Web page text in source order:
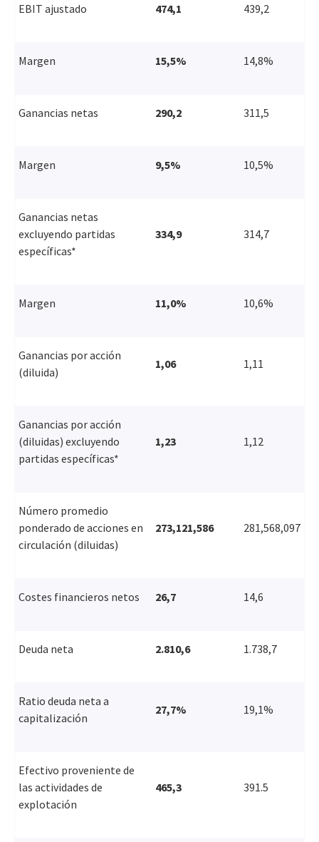
EBIT ajustado 474,1 439,2
Margen 15,5% 14,8%
Ganancias netas 290,2 311,5
Margen 9,5% 10,5%
Ganancias netas
excluyendo partidas
específicas*
334,9 314,7
Margen 11,0% 10,6%
Ganancias por acción
(diluida)
1,06 1,11
Ganancias por acción
(diluidas) excluyendo
partidas específicas*
1,23 1,12
Número promedio
ponderado de acciones en
circulación (diluidas)
273,121,586 281,568,097
Costes financieros netos 26,7 14,6
Deuda neta 2.810,6 1.738,7
Ratio deuda neta a
capitalización
27,7% 19,1%
Efectivo proveniente de
las actividades de
explotación
465,3 391.5